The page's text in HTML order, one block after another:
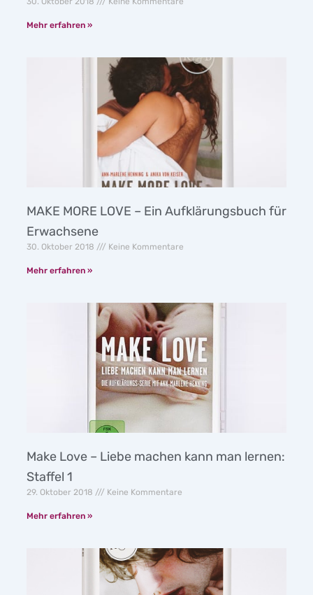
Mehr erfahren »
MAKE MORE LOVE – Ein Aufklärungsbuch für
Erwachsene
30. Oktober 2018 Keine Kommentare
Mehr erfahren »
Make Love – Liebe machen kann man lernen:
Staffel 1
29. Oktober 2018 Keine Kommentare
Mehr erfahren »